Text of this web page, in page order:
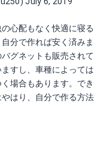
心配もなく快適に寝る
分で作れば安く済みま
グネットも販売されて
すし、車種によっては
場合もあります。でき
はり、自分で作る方法